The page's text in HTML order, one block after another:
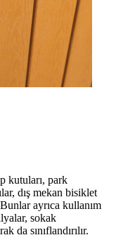
kutuları, park
dış mekan bisiklet
ayrıca kullanım
sokak
da sınıflandırılır.